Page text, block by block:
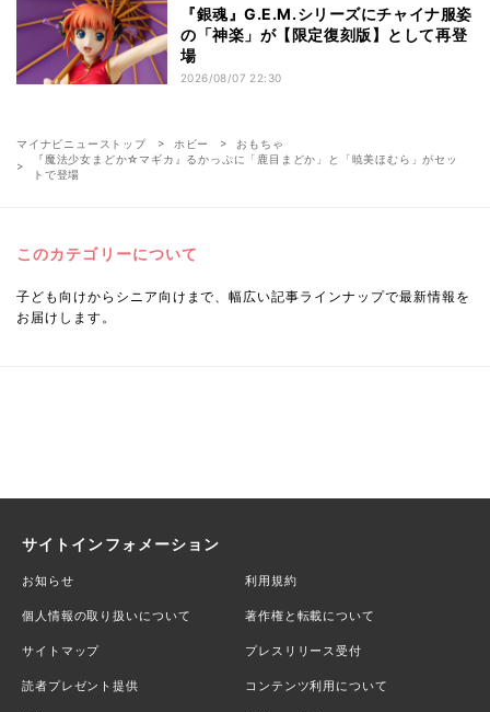
『銀魂』G.E.M.シリーズにチャイナ服姿
の「神楽」が【限定復刻版】として再登
場
2026/08/07 22:30
マイナビニューストップ ホビー
おもちゃ
『魔法少女まどか☆マギカ』るかっぷに「鹿目まどか」と「暁美ほむら」がセッ
トで登場
このカテゴリーについて
子ども向けからシニア向けまで、幅広い記事ラインナップで最新情報を
お届けします。
サイトインフォメーション
お知らせ 利用規約
個人情報の取り扱いについて 著作権と転載について
サイトマップ プレスリリース受付
読者プレゼント提供 コンテンツ利用について